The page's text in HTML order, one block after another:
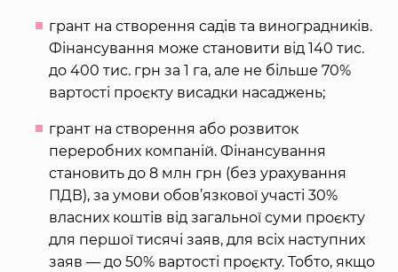
грант на створення садів та виноградників.
Фінансування може становити від 140 тис.
до 400 тис. грн за 1 га, але не більше 70%
вартості проєкту висадки насаджень;
грант на створення або розвиток
переробних компаній. Фінансування
становить до 8 млн грн (без урахування
ПДВ), за умови обов’язкової участі 30%
власних коштів від загальної суми проєкту
для першої тисячі заяв, для всіх наступних
заяв — до 50% вартості проєкту. Тобто, якщо